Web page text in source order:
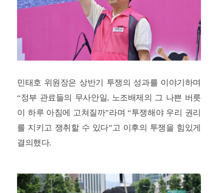
민태호 위원장은 상반기 투쟁의 성과를 이야기하며
“정부 관료들의 무사안일, 노조배제의 그 나쁜 버릇
이 하루 아침에 고쳐질까”라며 “투쟁해야 우리 권리
를 지키고 쟁취할 수 있다”고 이후의 투쟁을 힘있게
결의했다.